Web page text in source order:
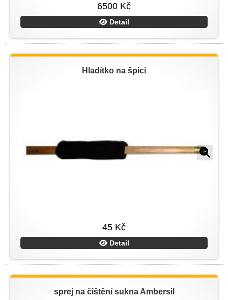
6500 Kč
Detail
Hladítko na špici
45 Kč
Detail
sprej na čištění sukna Ambersil